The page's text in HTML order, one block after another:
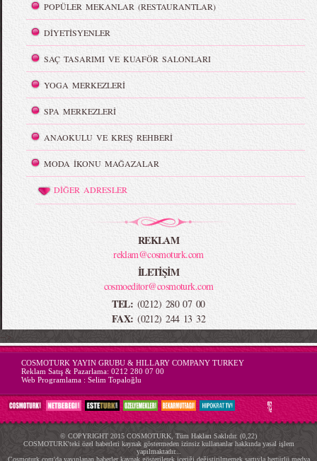
POPÜLER MEKANLAR (RESTAURANTLAR)
DİYETİSYENLER
SAÇ TASARIMI VE KUAFÖR SALONLARI
YOGA MERKEZLERİ
SPA MERKEZLERİ
ANAOKULU VE KREŞ REHBERİ
MODA İKONU MAĞAZALAR
DİĞER ADRESLER
REKLAM
reklam@cosmoturk.com
İLETİŞİM
cosmoeditor@cosmoturk.com
TEL: (0212) 280 07 00
FAX: (0212) 244 13 32
-->
COSMOTURK YAYIN GRUBU & HILLARY COMPANY TURKEY
Reklam Satış & Pazarlama: 0212 280 07 00
Web Programlama : Selim Topaloğlu
© COPYRIGHT 2015 COSMOTURK, Tüm Hakları Saklıdır. (0,22)
COSMOTURK'teki özel haberleri kaynak göstermeden izinsiz kullananlar hakkında yasal işlem
yapılmaktadır...
Cosmoturk.com'da yayınlanan haberler kaynak gösterilerek içeriği değiştirilmemek şartıyla hertürlü medya